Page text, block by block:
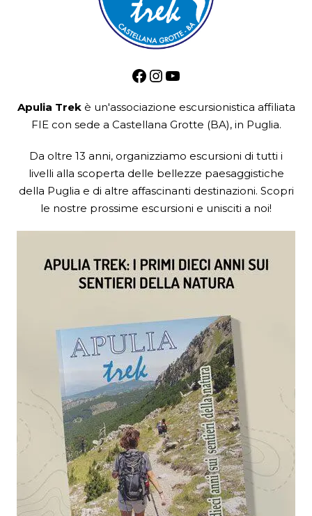
Facebook
Instagram
YouTube
Apulia Trekè un'associazione escursionistica affiliata
FIE con sede a Castellana Grotte (BA), in Puglia.
Da oltre 13 anni, organizziamo escursioni di tutti i
livelli alla scoperta delle bellezze paesaggistiche
della Puglia e di altre affascinanti destinazioni. Scopri
le nostre prossime escursioni e unisciti a noi!